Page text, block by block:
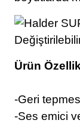
Ürün
-Geri
-Ses emici